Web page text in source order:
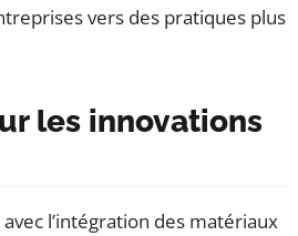
vers des pratiques plus
les innovations
l’intégration des matériaux